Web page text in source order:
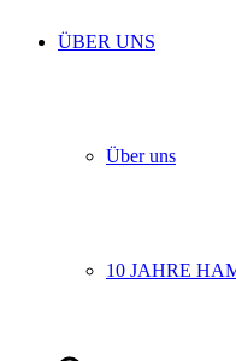
ÜBER UNS
Über uns
10 JAHRE